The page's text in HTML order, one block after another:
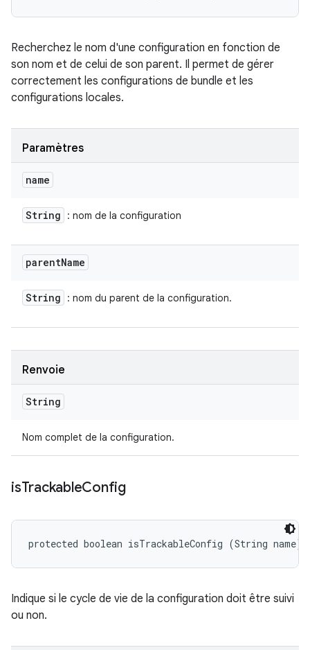
Recherchez le nom d'une configuration en fonction de
son nom et de celui de son parent. Il permet de gérer
correctement les configurations de bundle et les
configurations locales.
Paramètres
name
String : nom de la configuration
parentName
String : nom du parent de la configuration.
Renvoie
String
Nom complet de la configuration.
isTrackableConfig
protected boolean isTrackableConfig (String name)
Indique si le cycle de vie de la configuration doit être suivi
ou non.